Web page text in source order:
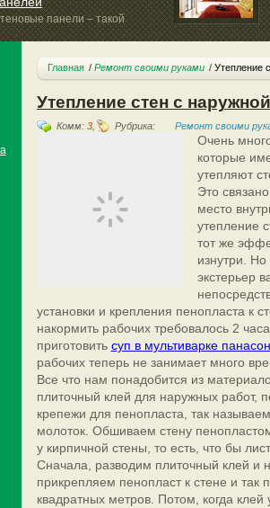
панели – такой
Главная Ремонт своими руками Утепление
Утепление стен с
Комм: 3, Рубрика: Ремонт своими
Очень
которые
утепляют
Это
место
утепление
тот же
изнутри.
экстерьер
установки и крепления пенопласта к
накормить рабочих требовалось 2
приготовить суп в мультиварке
рабочих теперь не занимает много
Все что нам понадобится из
плиточный клей для наружных работ,
крепежи для пенопласта, так
молоток. Обшиваем стену
у кирпичной стены, то есть, что бы
Сначала, разводим плиточный клей и
прикрепляем пенопласт к стене и так
квадратных метров. Потом, когда клей